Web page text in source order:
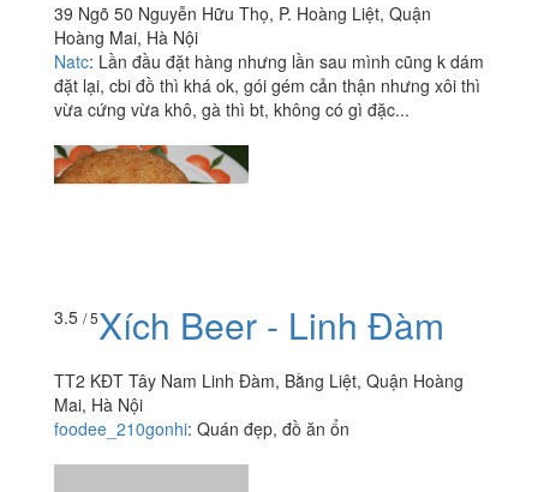
39 Ngõ 50 Nguyễn Hữu Thọ, P. Hoàng Liệt, Quận
Hoàng Mai, Hà Nội
Natc: Lần đầu đặt hàng nhưng lần sau mình cũng k dám
đặt lại, cbi đồ thì khá ok, gói gém cản thận nhưng xôi thì
vừa cứng vừa khô, gà thì bt, không có gì đặc...
3.5 / 5Xích Beer - Linh Đàm
TT2 KĐT Tây Nam Linh Đàm, Bằng Liệt, Quận Hoàng
Mai, Hà Nội
foodee_210gonhi: Quán đẹp, đồ ăn ổn